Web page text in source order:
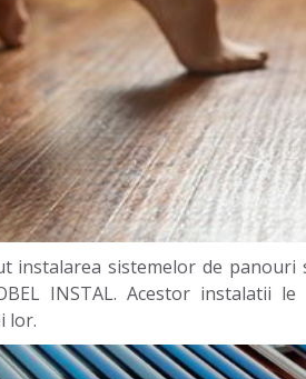
instalarea sistemelor de
INSTAL. Acestor instalatii
lor.